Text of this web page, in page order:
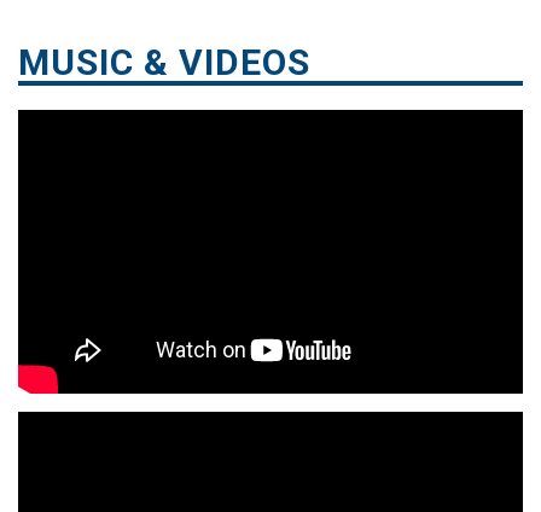
MUSIC & VIDEOS